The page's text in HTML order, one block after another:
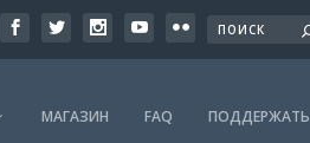
МАГАЗИН FAQ ПОДДЕРЖАТЬ